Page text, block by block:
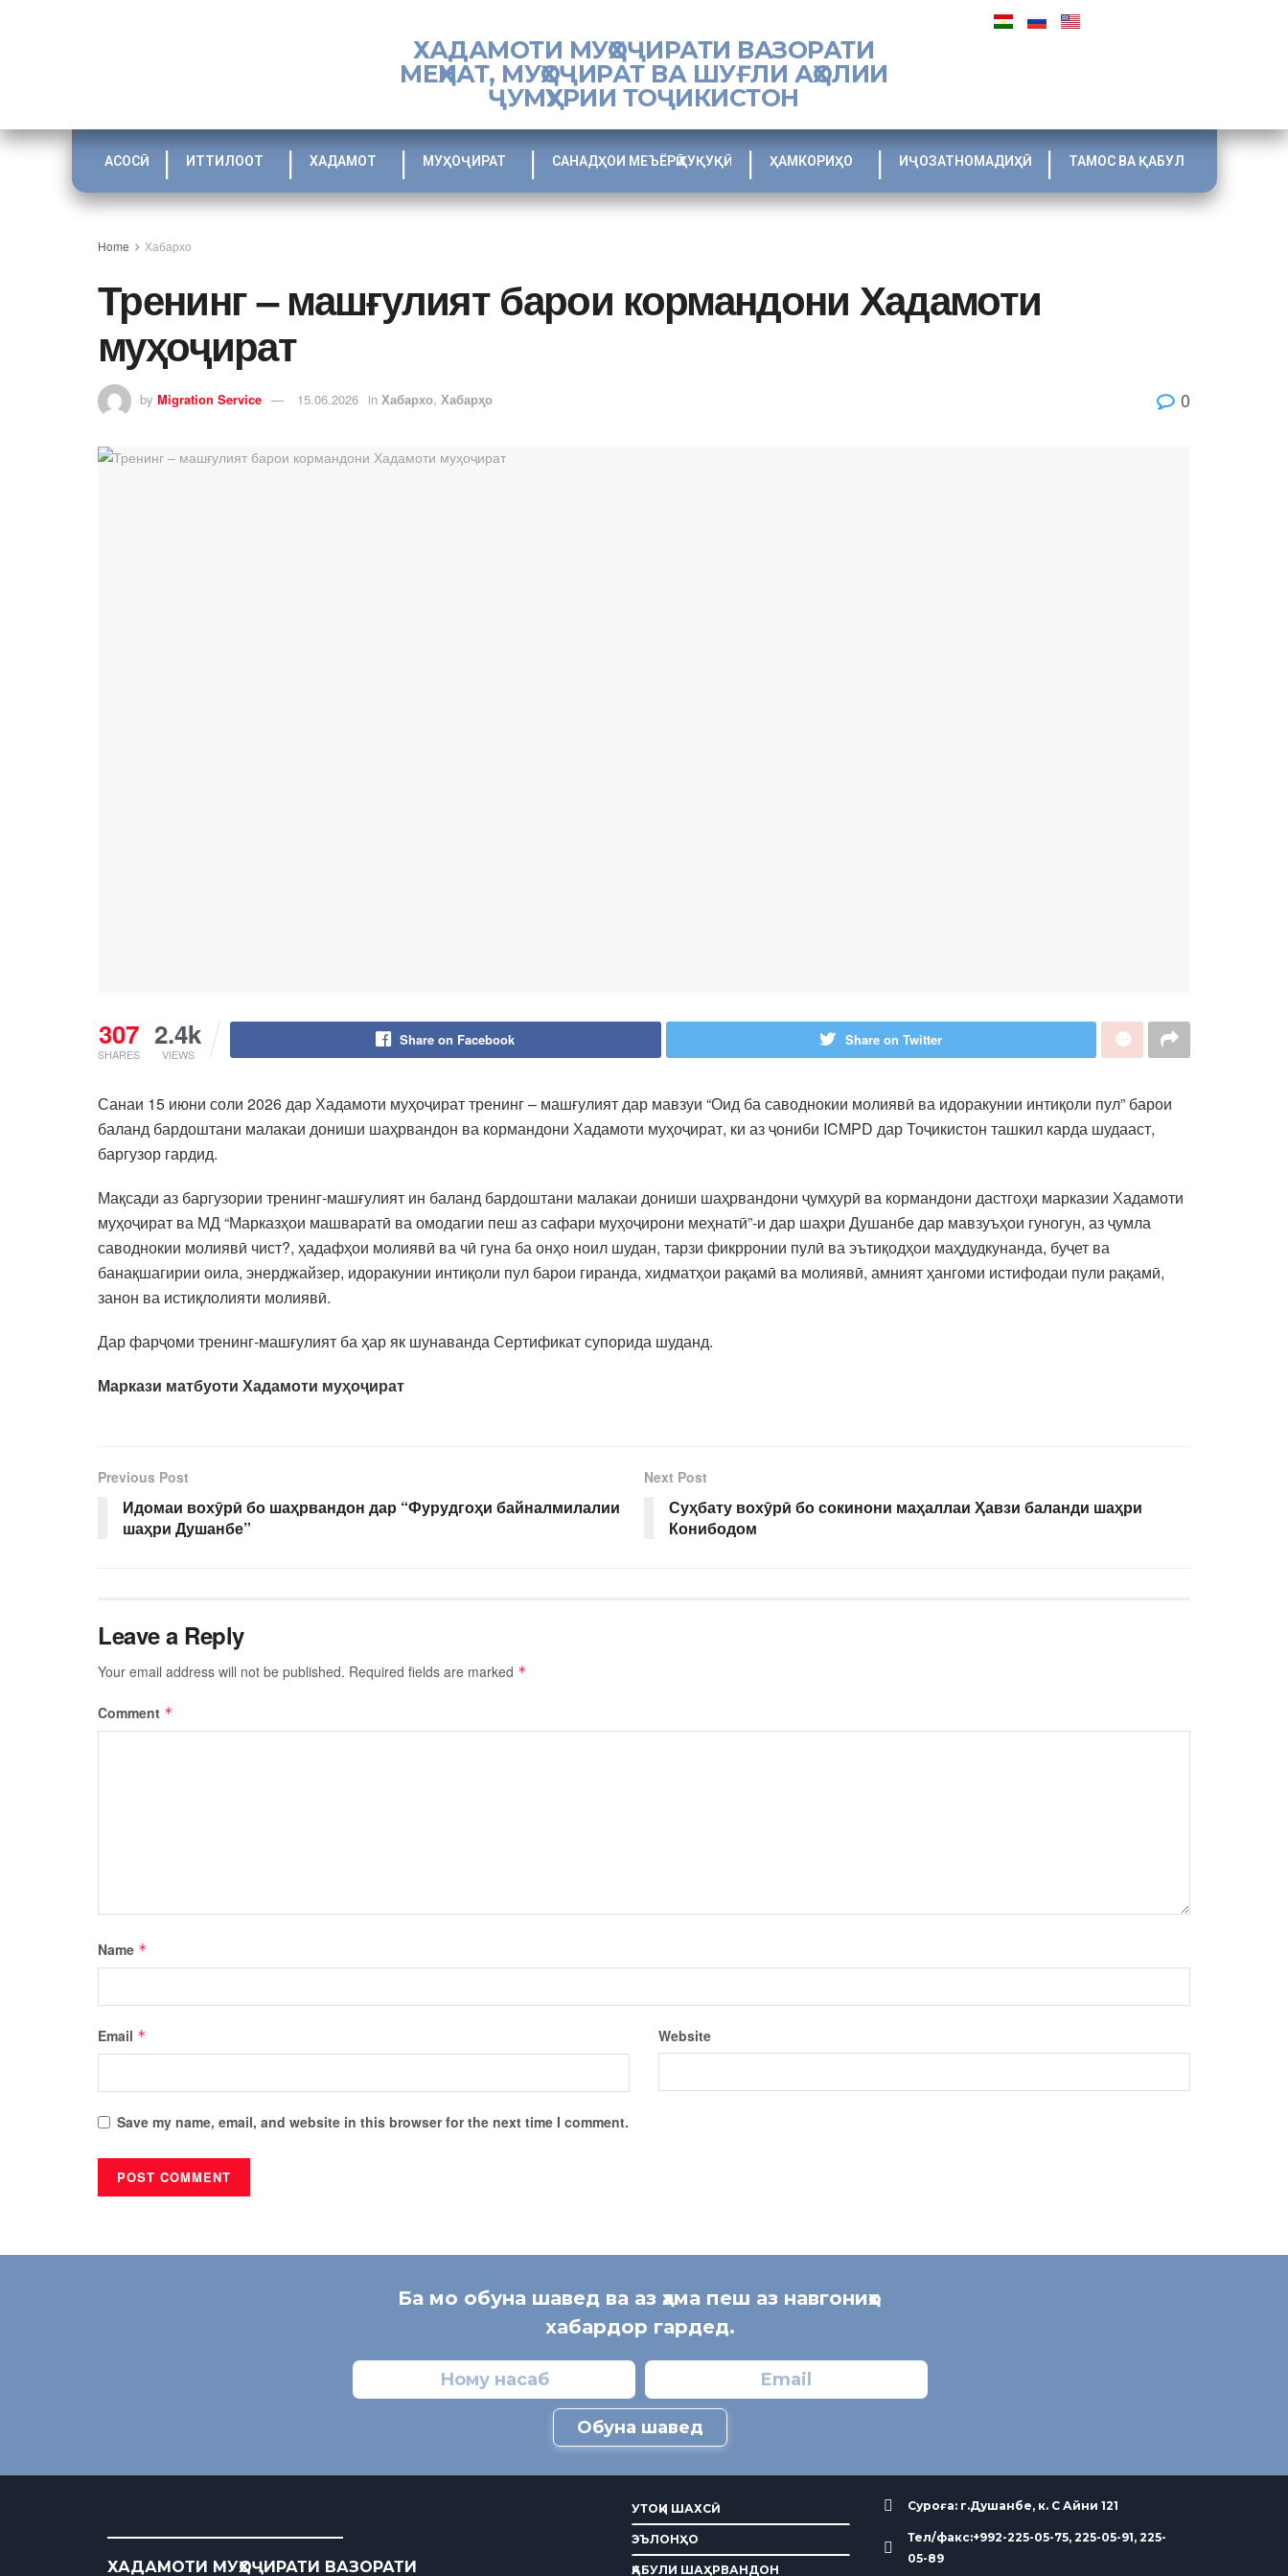
ХАДАМОТИ МУҲОҶИРАТИ ВАЗОРАТИ
МЕҲНАТ, МУҲОҶИРАТ ВА ШУҒЛИ АҲОЛИИ
ҶУМҲУРИИ ТОҶИКИСТОН
АСОСӢ ИТТИЛООТ ХАДАМОТ МУҲОҶИРАТ САНАДҲОИ МЕЪЁРӢ ҲУҚУҚӢ ҲАМКОРИҲО ИҶОЗАТНОМАДИҲӢ ТАМОС ВА ҚАБУЛ
Home Хабархо
Тренинг – машғулият барои кормандони Хадамоти
муҳоҷират
by Migration Service 15.06.2026 in Хабархо, Хабарҳо 0
307
SHARES
2.4k
VIEWS
Share on Facebook Share on Twitter
Санаи 15 июни соли 2026 дар Хадамоти муҳоҷират тренинг – машғулият дар мавзуи “Оид ба саводнокии молиявӣ ва идоракунии интиқоли пул” барои
баланд бардоштани малакаи дониши шаҳрвандон ва кормандони Хадамоти муҳоҷират, ки аз ҷониби ICMPD дар Тоҷикистон ташкил карда шудааст,
баргузор гардид.
Мақсади аз баргузории тренинг-машғулият ин баланд бардоштани малакаи дониши шаҳрвандони ҷумҳурӣ ва кормандони дастгоҳи марказии Хадамоти
муҳоҷират ва МД “Марказҳои машваратӣ ва омодагии пеш аз сафари муҳоҷирони меҳнатӣ”-и дар шаҳри Душанбе дар мавзуъҳои гуногун, аз ҷумла
саводнокии молиявӣ чист?, ҳадафҳои молиявӣ ва чӣ гуна ба онҳо ноил шудан, тарзи фикрронии пулӣ ва эътиқодҳои маҳдудкунанда, буҷет ва
банақшагирии оила, энерджайзер, идоракунии интиқоли пул барои гиранда, хидматҳои рақамӣ ва молиявӣ, амният ҳангоми истифодаи пули рақамӣ,
занон ва истиқлолияти молиявӣ.
Дар фарҷоми тренинг-машғулият ба ҳар як шунаванда Сертификат супорида шуданд.
Маркази матбуоти Хадамоти муҳоҷират
Previous Post
Идомаи вохӯрӣ бо шаҳрвандон дар “Фурудгоҳи байналмилалии
шаҳри Душанбе”
Next Post
Суҳбату вохӯрӣ бо сокинони маҳаллаи Ҳавзи баланди шаҳри
Конибодом
Leave a Reply
Your email address will not be published. Required fields are marked *
Comment *
Name *
Email * Website
Save my name, email, and website in this browser for the next time I comment.
Ба мо обуна шавед ва аз ҳама пеш аз навгониҳо
хабардор гардед.
Обуна шавед
ХАДАМОТИ МУҲОҶИРАТИ ВАЗОРАТИ
УТОҚИ ШАХСӢ
ЭЪЛОНҲО
ҚАБУЛИ ШАҲРВАНДОН
Суроға: г.Душанбе, к. С Айни 121
Тел/факс:+992-225-05-75, 225-05-91, 225-
05-89